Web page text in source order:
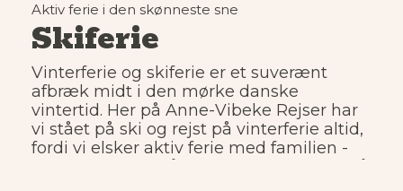
Aktiv ferie i den skønneste sne
Skiferie
Vinterferie og skiferie er et suverænt
afbræk midt i den mørke danske
vintertid. Her på Anne-Vibeke Rejser har
vi stået på ski og rejst på vinterferie altid,
fordi vi elsker aktiv ferie med familien -